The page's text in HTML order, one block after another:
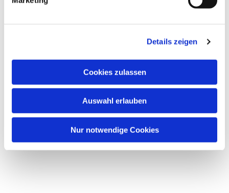
Details zeigen
Cookies zulassen
Auswahl erlauben
Nur notwendige Cookies